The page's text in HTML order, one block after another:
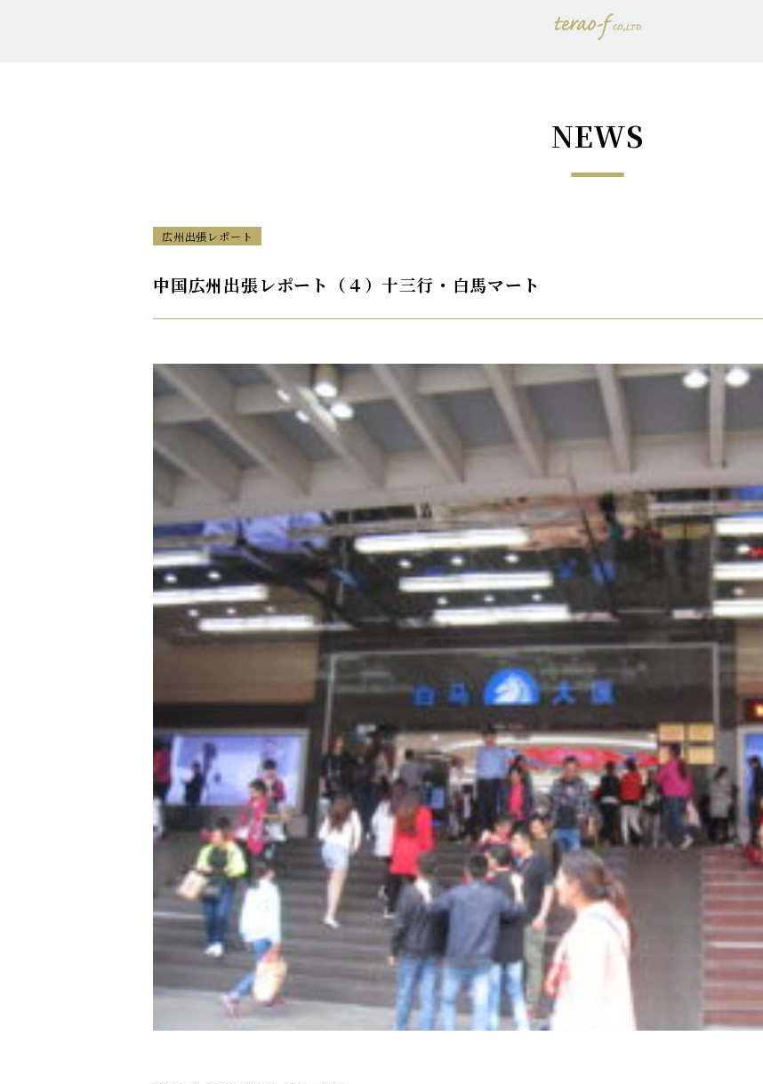
NEWS
広州出張レポート
中国広州出張レポート（４）十三行・白馬マート